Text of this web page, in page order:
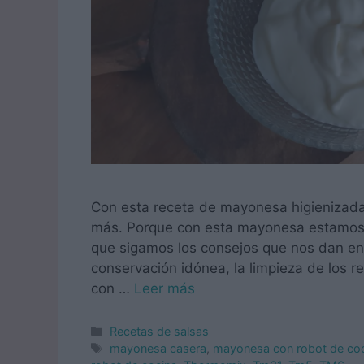
Con esta receta de mayonesa
más. Porque con esta mayonesa
que sigamos los consejos que nos dan
conservación idónea, la limpieza de los
con … Leer más
Categorías
Recetas de salsas
Etiquetas
mayonesa casera mayonesa con robot de